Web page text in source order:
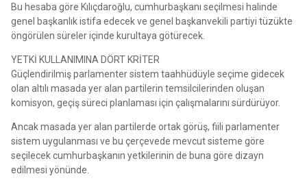
Bu hesaba göre Kılıçdaroğlu, cumhurbaşkanı seçilmesi halinde
genel başkanlık istifa edecek ve genel başkanvekili partiyi tüzükte
öngörülen süreler içinde kurultaya götürecek.
YETKİ KULLANIMINA DÖRT KRİTER
Güçlendirilmiş parlamenter sistem taahhüdüyle seçime gidecek
olan altılı masada yer alan partilerin temsilcilerinden oluşan
komisyon, geçiş süreci planlaması için çalışmalarını sürdürüyor.
Ancak masada yer alan partilerde ortak görüş, fiili parlamenter
sistem uygulanması ve bu çerçevede mevcut sisteme göre
seçilecek cumhurbaşkanın yetkilerinin de buna göre dizayn
edilmesi yönünde.